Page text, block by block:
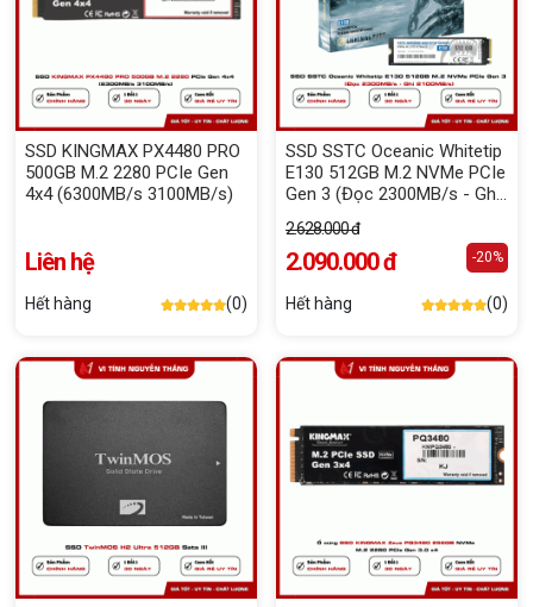
SSD KINGMAX PX4480 PRO
500GB M.2 2280 PCIe Gen
4x4 (6300MB/s 3100MB/s)
Liên hệ
Hết hàng (0)
SSD SSTC Oceanic Whitetip
E130 512GB M.2 NVMe PCIe
Gen 3 (Đọc 2300MB/s - Ghi
2.628.000 đ
2.090.000 đ -20%
Hết hàng (0)